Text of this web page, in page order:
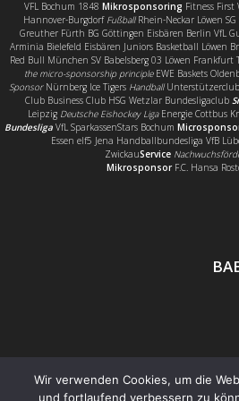
VFL Bochum 1848 Mikrosponsoring Fitness First
Hannover-Burgdorf FußballRhein-Neckar Löwen
Greuther Fürth BG Göttingen Eisbären Berlin VfL
Arminia Bielefeld Eisbären Juniors Basketball Löwen
Red Bull München SV Babelsberg 03 Löwen Frankfurt
the micro-sponsorship principleEWE Baskets
SponsorNürnberg Ice Tigers HandballUnterstützerclub
Club Business Club HSG Wetzlar Bundesligaclub
Leipzig Deutsche Eishockey LigaEnergie Cottbus
Bundesliga VfL SparkassenStars Bochum
Essen elf5 Jena Handballbundesliga VfB
ZwickauService
MikrosponsorF.C. Hansa
Wir verwenden Cookies, um die
und fortlaufend verbessern zu